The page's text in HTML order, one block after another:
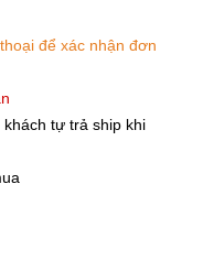
để xác nhận đơn
tự trả ship khi